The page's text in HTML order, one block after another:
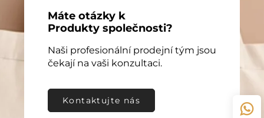
Máte otázky k
Produkty společnosti?
Naši profesionální prodejní tým jsou
čekají na vaši konzultaci.
Kontaktujte nás